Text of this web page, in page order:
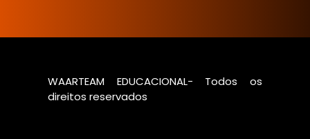
WAARTEAM EDUCACIONAL- Todos os
direitos reservados